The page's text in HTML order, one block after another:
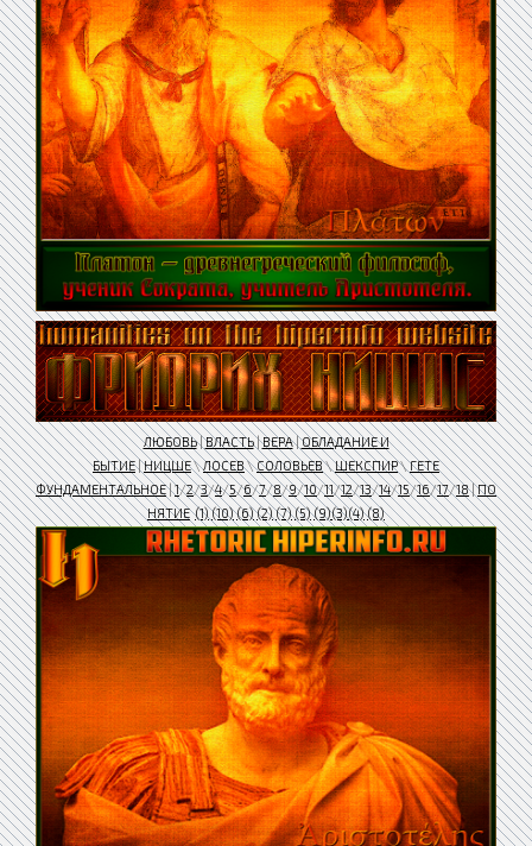
ЛЮБОВЬ|ВЛАСТЬ|ВЕРА|ОБЛАДАНИЕ И
БЫТИЕ|НИЦШЕ\ЛОСЕВ\СОЛОВЬЕВ\ШЕКСПИР\ГЕТЕ
ФУНДАМЕНТАЛЬНОЕ|1/2/3/4/5/6/7/8/9/10/11/12/13/14/15/16/17/18|ПО
НЯТИЕ (1)(10)(6)(2)(7)(5)(9)(3)(4)(8)